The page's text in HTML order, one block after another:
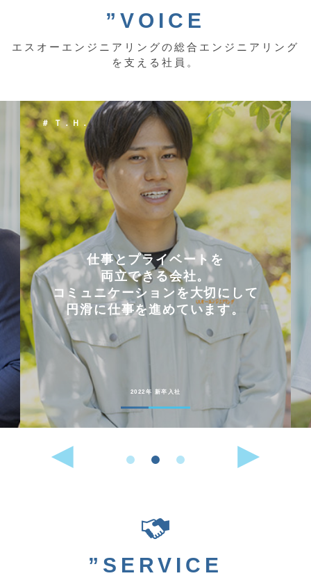
”VOICE
エスオーエンジニアリングの総合エンジニアリング
を支える社員。
＃ Ｔ．Ｈ．
仕事とプライベートを
両立できる会社。
コミュニケーションを大切にして
円滑に仕事を進めています。
2022年 新卒入社
”SERVICE